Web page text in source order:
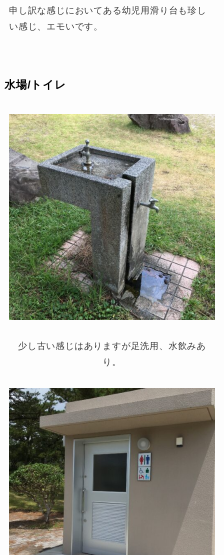
申し訳な感じにおいてある幼児用滑り台も珍し
い感じ、エモいです。
水場/トイレ
少し古い感じはありますが足洗用、水飲みあ
り。